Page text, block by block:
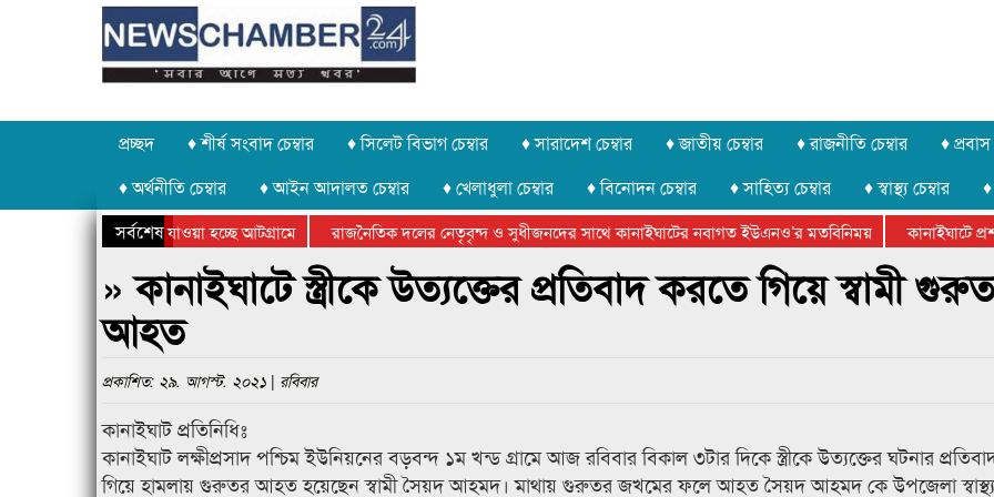
প্রচ্ছদ ♦ শীর্ষ সংবাদ চেম্বার ♦ সিলেট বিভাগ চেম্বার ♦ সারাদেশ চেম্বার ♦ জাতীয় চেম্বার ♦ রাজনীতি চেম্বার ♦ প্রবাস
♦ অর্থনীতি চেম্বার
♦ আইন আদালত চেম্বার ♦ খেলাধুলা চেম্বার ♦ বিনোদন চেম্বার ♦ সাহিত্য চেম্বার ♦ স্বাস্থ্য চেম্বার
সর্বশেষ
চুরি করে নিয়ে যাওয়া হচ্ছে আটগ্রামে রাজনৈতিক দলের নেতৃবৃন্দ ও সুধীজনদের সাথে কানাইঘাটের নবাগত ইউএনও’র মতবিনিময় কানাইঘাটে
ক্রীড়া প্রতিযোগিতার পুরস্কার বিতরণ সম্পন্ন
সিলেটে বাংলাদেশ গ্রুপ থিয়েটার ফেডারেশানের বিভাগীয় অভিনয় কর্মশালা সম্পন্ন
» কানাইঘাটে স্ত্রীকে উত্যক্তের প্রতিবাদ করতে গিয়ে স্বামী
আহত
প্রকাশিত: ২৯. আগস্ট. ২০২১ | রবিবার
কানাইঘাট প্রতিনিধিঃ
কানাইঘাট লক্ষীপ্রসাদ পশ্চিম ইউনিয়নের বড়বন্দ ১ম খন্ড গ্রামে আজ রবিবার বিকাল ৩টার দিকে স্ত্রীকে উত্যক্তের ঘটনার
গিয়ে হামলায় গুরুতর আহত হয়েছেন স্বামী সৈয়দ আহমদ। মাথায় গুরুতর জখমের ফলে আহত সৈয়দ আহমদ কে উপজেলা স্বাস্থ্য